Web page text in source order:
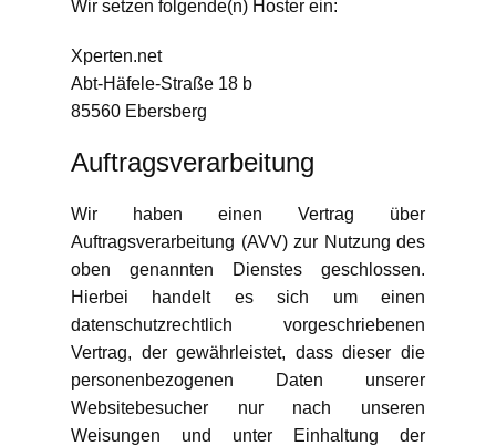
Wir setzen folgende(n) Hoster ein:
Xperten.net
Abt-Häfele-Straße 18 b
85560 Ebersberg
Auftragsverarbeitung
Wir haben einen Vertrag über
Auftragsverarbeitung (AVV) zur Nutzung des
oben genannten Dienstes geschlossen.
Hierbei handelt es sich um einen
datenschutzrechtlich vorgeschriebenen
Vertrag, der gewährleistet, dass dieser die
personenbezogenen Daten unserer
Websitebesucher nur nach unseren
Weisungen und unter Einhaltung der